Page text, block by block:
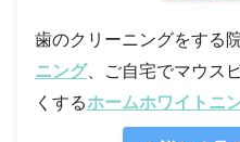
歯のクリーニングをする
ニング、ご自宅でマウス
くするホームホワイトニ